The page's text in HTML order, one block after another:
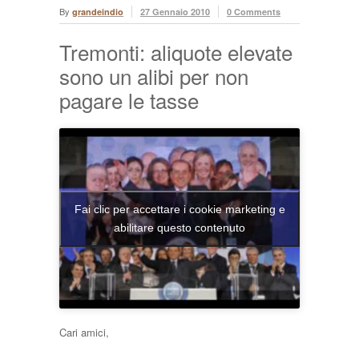
By grandeindio 27 Gennaio 2010 0 Comments
Tremonti: aliquote elevate
sono un alibi per non
pagare le tasse
Fai clic per accettare i cookie marketing e
abilitare questo contenuto
Cari amici,